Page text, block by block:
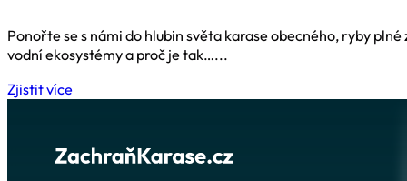
Ponořte se s námi do hlubin světa karase obecného, ryby
vodní ekosystémy a proč je tak…...
Zjistit více